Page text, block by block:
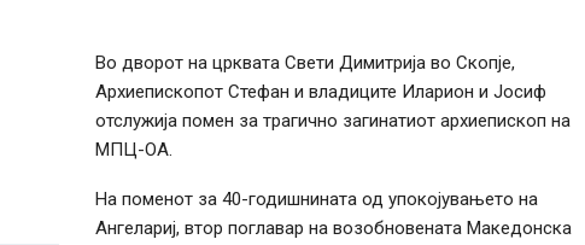
Во дворот на црквата Свети Димитрија во Скопје,
Архиепископот Стефан и владиците Иларион и Јосиф
отслужија помен за трагично загинатиот архиепископ на
МПЦ-ОА.
На поменот за 40-годишнината од упокојувањето на
Ангелариј, втор поглавар на возобновената Македонска